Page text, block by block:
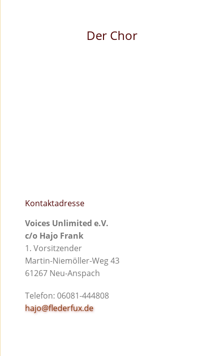
Der Chor
Kontaktadresse
Voices Unlimited e.V.
c/o Hajo Frank
1. Vorsitzender
Martin-Niemöller-Weg 43
61267 Neu-Anspach
Telefon: 06081-444808
hajo@flederfux.de